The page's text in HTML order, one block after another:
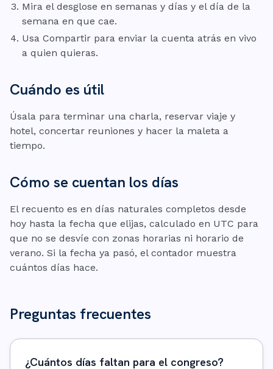
Mira el desglose en semanas y días y el día de la
semana en que cae.
Usa Compartir para enviar la cuenta atrás en vivo
a quien quieras.
Cuándo es útil
Úsala para terminar una charla, reservar viaje y
hotel, concertar reuniones y hacer la maleta a
tiempo.
Cómo se cuentan los días
El recuento es en días naturales completos desde
hoy hasta la fecha que elijas, calculado en UTC para
que no se desvíe con zonas horarias ni horario de
verano. Si la fecha ya pasó, el contador muestra
cuántos días hace.
Preguntas frecuentes
¿Cuántos días faltan para el congreso?